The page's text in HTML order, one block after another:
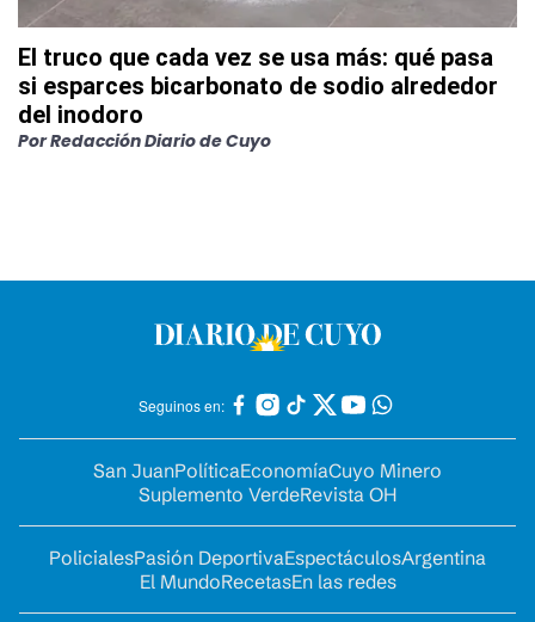
El truco que cada vez se usa más: qué pasa
si esparces bicarbonato de sodio alrededor
del inodoro
PorRedacción Diario de Cuyo
Seguinos en:
San JuanPolíticaEconomíaCuyo Minero
Suplemento VerdeRevista OH
PolicialesPasión DeportivaEspectáculosArgentina
El MundoRecetasEn las redes